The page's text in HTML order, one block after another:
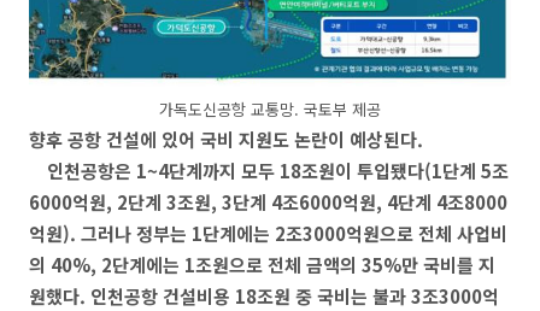
가독도신공항 교통망. 국토부 제공
향후 공항 건설에 있어 국비 지원도 논란이 예상된다.
인천공항은 1~4단계까지 모두 18조원이 투입됐다(1단계 5조
6000억원, 2단계 3조원, 3단계 4조6000억원, 4단계 4조8000
억원). 그러나 정부는 1단계에는 2조3000억원으로 전체 사업비
의 40%, 2단계에는 1조원으로 전체 금액의 35%만 국비를 지
원했다. 인천공항 건설비용 18조원 중 국비는 불과 3조3000억